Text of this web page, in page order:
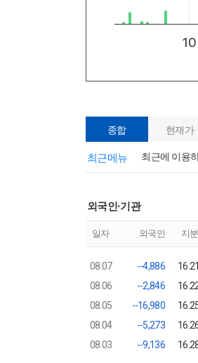
종합 현재가
최근메뉴 최근에 이용
외국인·기관
일자 외국인 지
08.07 --4,886
08.06
--2,846
08.05
--16,980
08.04
--5,273
08.03
--9,136